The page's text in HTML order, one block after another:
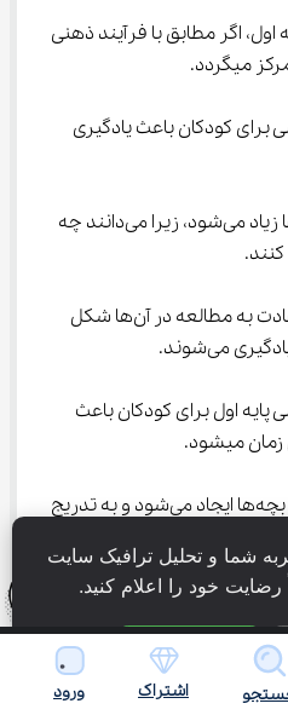
اول، اگر مطابق با فرآیند ذهنی
میگردد.
درسی برای کودکان باعث یادگیری
به تدریج توجه بچه ها زیاد می‌شود، زیرا می‌دانند چه
در این حین، آرام‌ آرام عادت به مطالعه در آن‌ها شکل
درسی پایه اول برای کودکان باعث
زمان میشود.
چشم‌انداز آینده برای بچه‌ها ایجاد می‌شود و به تدریج
روش صحیح مطالعه و
اشتراک ورود
تجربه شما و تحلیل ترافیک سایت
پذیرش همه